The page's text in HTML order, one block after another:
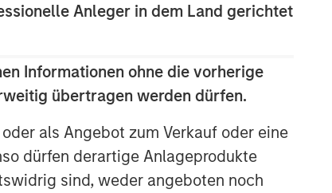
Anleger in dem Land gerichtet
Informationen ohne die vorherige
übertragen werden dürfen.
als Angebot zum Verkauf oder eine
dürfen derartige Anlageprodukte
sind, weder angeboten noch